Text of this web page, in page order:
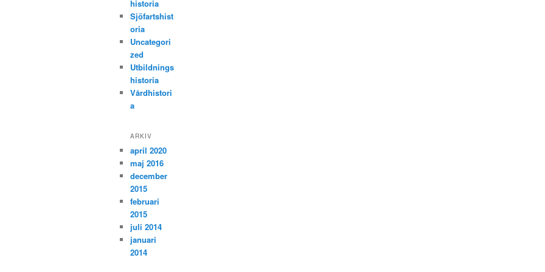
historia
Sjöfartshist
oria
Uncategori
zed
Utbildnings
historia
Vårdhistori
a
ARKIV
april 2020
maj 2016
december
2015
februari
2015
juli 2014
januari
2014